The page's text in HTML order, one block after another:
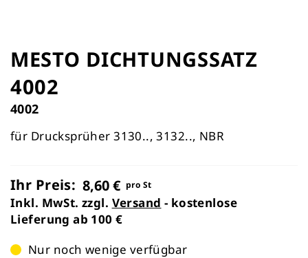
Anfang
der
Bildergalerie
springen
MESTO DICHTUNGSSATZ
4002
4002
für Drucksprüher 3130.., 3132.., NBR
Ihr Preis: 8,60 € pro St
Inkl. MwSt. zzgl. Versand - kostenlose
Lieferung ab 100 €
Nur noch wenige verfügbar